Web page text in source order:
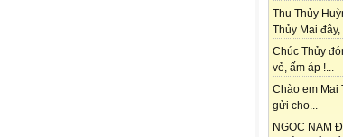
Thu Thủy
Thủy Mai đây,
Chúc Thủy
vẻ, ấm áp !...
Chào em Mai
gửi cho...
NGỌC NAM